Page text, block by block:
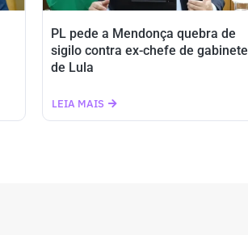
PL pede a Mendonça quebra de
sigilo contra ex-chefe de gabinete
de Lula
LEIA MAIS